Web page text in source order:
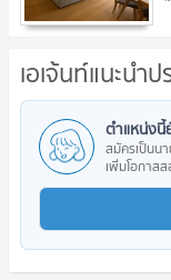
เอเจ้นท์แนะนำป
ตำแหน่งนี้
สมัครเป็นน
เพิ่มโอกาส